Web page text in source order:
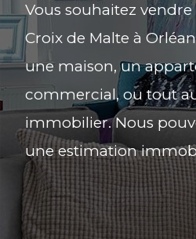
Vous souhaitez
Croix de Malte à
une maison, un
commercial, ou tout
immobilier. Nous
une estimation